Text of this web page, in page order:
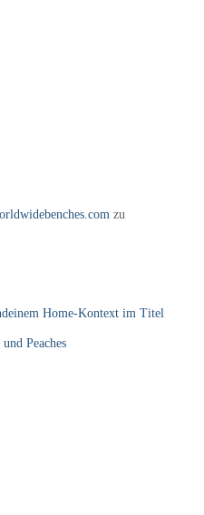
zu
Home-Kontext im Titel
Peaches